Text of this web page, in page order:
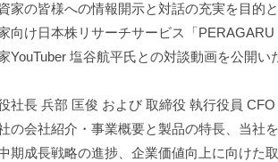
家の皆様への情報開示と対話の充実を目的
向け日本株リサーチサービス「
YouTuber 塩谷航平氏との対談動画を公開い
社長 兵部 匡俊 および 取締役 執行役員
の会社紹介・事業概要と製品の特長、当社
期成長戦略の進捗、企業価値向上に向けた